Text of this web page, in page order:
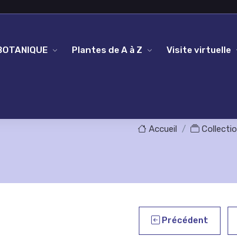
Plantes de A à Z Visite virtuelle
Accueil
Précédent